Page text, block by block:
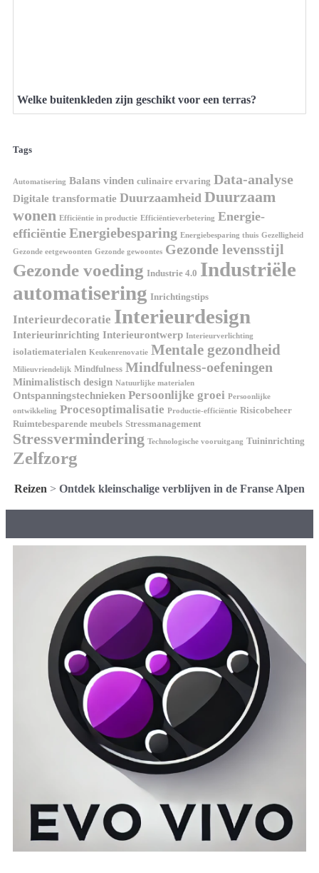
Welke buitenkleden zijn geschikt voor een terras?
Tags
Automatisering Balans vinden culinaire ervaring Data-analyse
Digitale transformatie Duurzaamheid Duurzaam
wonen Efficiëntie in productie Efficiëntieverbetering Energie-
efficiëntie Energiebesparing Energiebesparing thuis Gezelligheid
Gezonde eetgewoonten Gezonde gewoontes Gezonde levensstijl
Gezonde voeding Industrie 4.0 Industriële
automatisering Inrichtingstips
Interieurdecoratie Interieurdesign
Interieurinrichting Interieurontwerp Interieurverlichting
isolatiematerialen Keukenrenovatie Mentale gezondheid
Milieuvriendelijk Mindfulness Mindfulness-oefeningen
Minimalistisch design Natuurlijke materialen
Ontspanningstechnieken Persoonlijke groei Persoonlijke
ontwikkeling Procesoptimalisatie Productie-efficiëntie Risicobeheer
Ruimtebesparende meubels Stressmanagement
Stressvermindering Technologische vooruitgang Tuininrichting
Zelfzorg
Reizen > Ontdek kleinschalige verblijven in de Franse Alpen